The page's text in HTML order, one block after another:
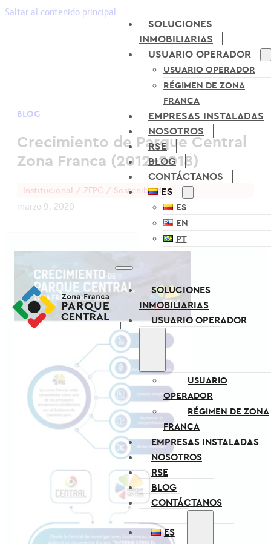
Saltar al contenido principal
SOLUCIONES
INMOBILIARIAS
USUARIO OPERADOR
USUARIO OPERADOR
RÉGIMEN DE ZONA
FRANCA
EMPRESAS INSTALADAS
NOSOTROS
RSE
BLOG
CONTÁCTANOS
ES
ES
EN
PT
SOLUCIONES
INMOBILIARIAS
USUARIO OPERADOR
USUARIO
OPERADOR
RÉGIMEN DE ZONA
FRANCA
EMPRESAS INSTALADAS
NOSOTROS
RSE
BLOG
CONTÁCTANOS
ES
BLOG
Crecimiento de Parque Central
Zona Franca (2012-2018)
Institucional / ZFPC / Sostenibilidad
marzo 9, 2020